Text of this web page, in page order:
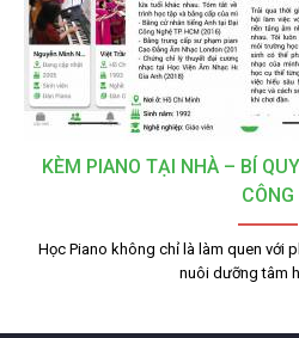
KÈM PIANO TẠI NHÀ – BÍ
CÔNG
Học Piano không chỉ là làm quen với
nuôi dưỡng tâm